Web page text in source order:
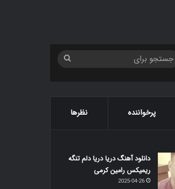
پرخواننده نظرها
دانلود آهنگ دریا دریا دلم تنگه
ریمیکس رامین کرمی
2025-04-26